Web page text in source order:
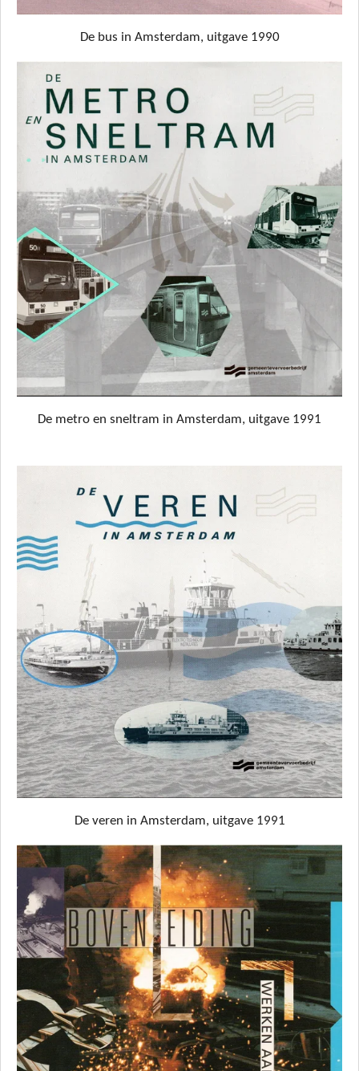
De bus in Amsterdam, uitgave 1990
De metro en sneltram in Amsterdam, uitgave 1991
De veren in Amsterdam, uitgave 1991